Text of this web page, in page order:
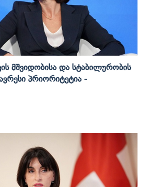
Მშვიდობისა Და Სტაბილურობის
Პრიორიტეტია -